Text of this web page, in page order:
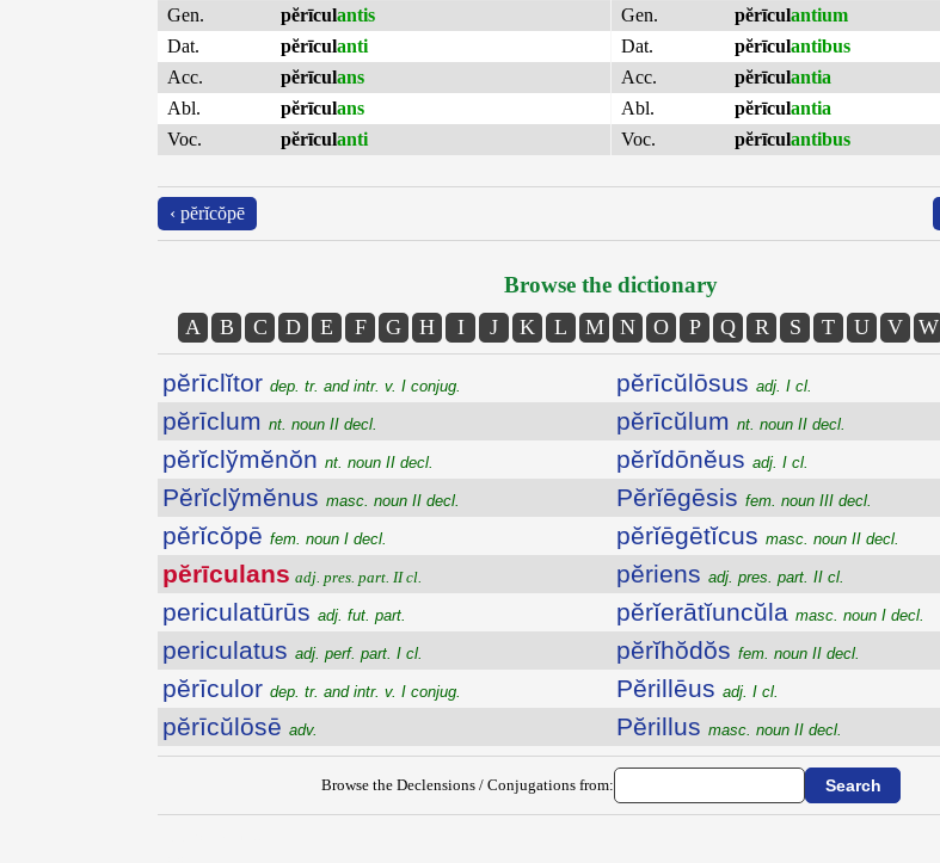
Gen.
pĕrīculantis
Dat.
pĕrīculanti
Acc.
pĕrīculans
Abl.
pĕrīculans
Voc.
pĕrīculanti
Gen.
pĕrīculantium
Dat.
pĕrīculantibus
Acc.
pĕrīculantia
Abl.
pĕrīculantia
Voc.
pĕrīculantibus
‹ pĕrĭcŏpē
Browse the dictionary
A B C D E F G H I J K L M N O P Q R S T U V W
pĕrīclĭtor dep. tr. and intr. v. I conjug.
pĕrīclum nt. noun II decl.
pĕrĭclўmĕnŏn nt. noun II decl.
Pĕrĭclўmĕnus masc. noun II decl.
pĕrĭcŏpē fem. noun I decl.
pĕrīculans adj. pres. part. II cl.
periculatūrūs adj. fut. part.
periculatus adj. perf. part. I cl.
pĕrīculor dep. tr. and intr. v. I conjug.
pĕrīcŭlōsē adv.
pĕrīcŭlōsus adj. I cl.
pĕrīcŭlum nt. noun II decl.
pĕrĭdōnĕus adj. I cl.
Pĕrĭēgēsis fem. noun III decl.
pĕrĭēgētĭcus masc. noun II decl.
pĕriens adj. pres. part. II cl.
pĕrĭerātĭuncŭla masc. noun I decl.
pĕrĭhŏdŏs fem. noun II decl.
Pĕrillēus adj. I cl.
Pĕrillus masc. noun II decl.
Browse the Declensions / Conjugations from: